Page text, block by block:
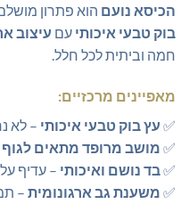
הכיסא נועם הוא פתרון
בוק טבעי איכותי עם עיצוב
חמה וביתית לכל חלל.
מאפיינים מרכזיים:
✅ עץ בוק טבעי איכותי – לא
✅ מושב מרופד מתאים לגוף
✅ בד נושם ואיכותי – עדיף
✅ משענת גב ארגונומית –